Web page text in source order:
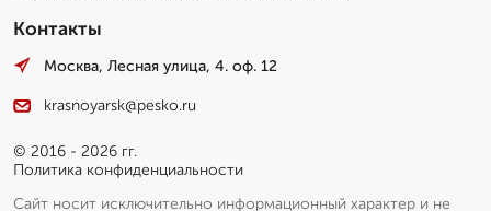
Контакты
Москва, Лесная улица, 4. оф. 12
krasnoyarsk@pesko.ru
© 2016 - 2026 гг.
Политика конфиденциальности
Сайт носит исключительно информационный характер и не